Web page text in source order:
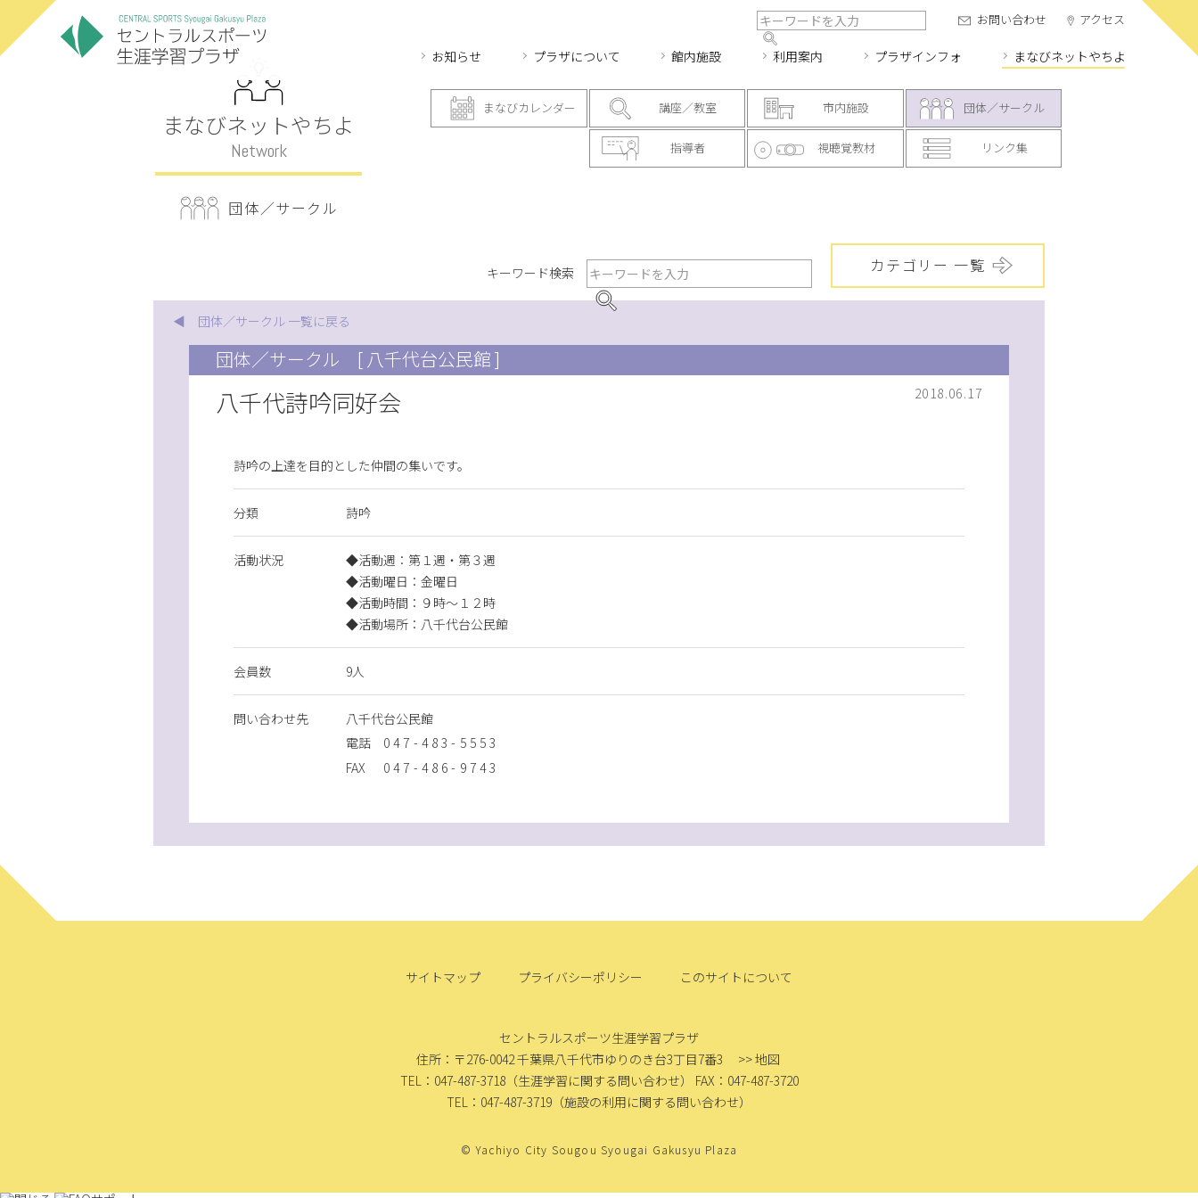
お知らせ プラザについて 館内施設 利用案内 プラザインフォ まなびネットやちよ
お問い合わせ アクセス
まなびネットやちよ
Network
団体／サークル
まなびカレンダー 講座／教室 市内施設 団体／サークル
指導者 視聴覚教材 リンク集
キーワード検索 カテゴリー 一覧
◀ 団体／サークル 一覧に戻る
団体／サークル [ 八千代台公民館 ]
2018.06.17
八千代詩吟同好会
詩吟の上達を目的とした仲間の集いです。
分類 詩吟
活動状況
◆活動週：第１週・第３週
◆活動曜日：金曜日
◆活動時間：９時～１２時
◆活動場所：八千代台公民館
会員数 9人
問い合わせ先
八千代台公民館
電話
047-483-5553
FAX
047-486-9743
サイトマップ プライバシーポリシー このサイトについて
セントラルスポーツ生涯学習プラザ
住所：〒276-0042千葉県八千代市ゆりのき台3丁目7番3
>> 地図
TEL：047-487-3718（生涯学習に関する問い合わせ） FAX：047-487-3720
TEL：047-487-3719 （施設の利用に関する問い合わせ）
© Yachiyo City Sougou Syougai Gakusyu Plaza